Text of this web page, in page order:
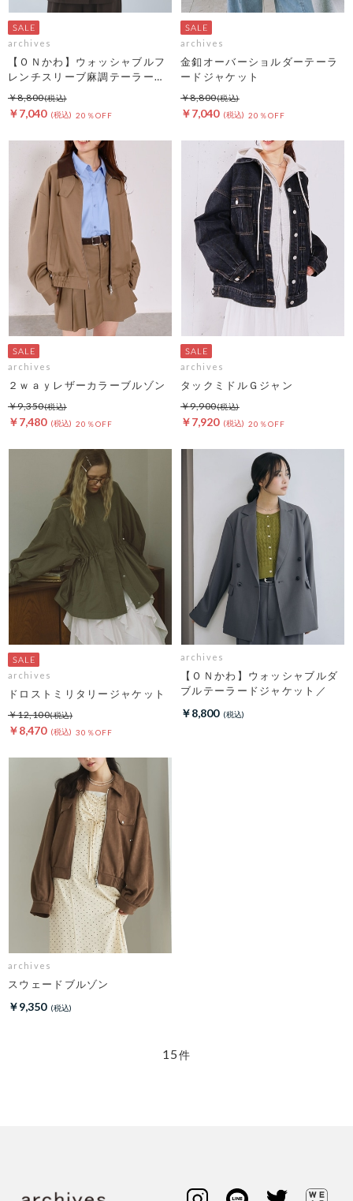
archives
【ＯＮかわ】ウォッシャブルフ
レンチスリーブ麻調テーラード
ＪＫ
￥7,040 20％OFF
￥8,800
archives
金釦オーバーショルダーテーラ
ードジャケット
￥7,040 20％OFF
￥8,800
archives
２ｗａｙレザーカラーブルゾン
￥7,480 20％OFF
￥9,350
archives
タックミドルＧジャン
￥7,920 20％OFF
￥9,900
archives
ドロストミリタリージャケット
￥8,470 30％OFF
￥12,100
archives
【ＯＮかわ】ウォッシャブルダ
ブルテーラードジャケット／
￥8,800
archives
スウェードブルゾン
￥9,350
15件